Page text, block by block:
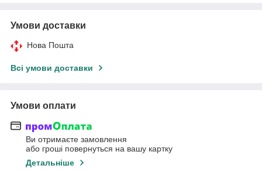
Умови доставки
Нова Пошта
Всі умови доставки
Умови оплати
Ви отримаєте замовлення
або гроші повернуться на вашу картку
Детальніше